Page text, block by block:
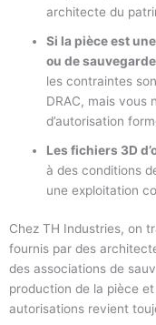
architecte du
Si la pièce est
ou de sauvegarde
les contraintes
DRAC, mais vous
d’autorisation
Les fichiers 3D
à des conditions
une exploitation
Chez TH Industries, on
fournis par des
des associations de
production de la pièce
autorisations revient